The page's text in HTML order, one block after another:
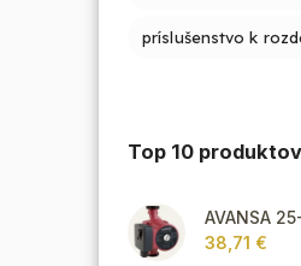
príslušenstvo k
Top 10 produktov
38,71 €